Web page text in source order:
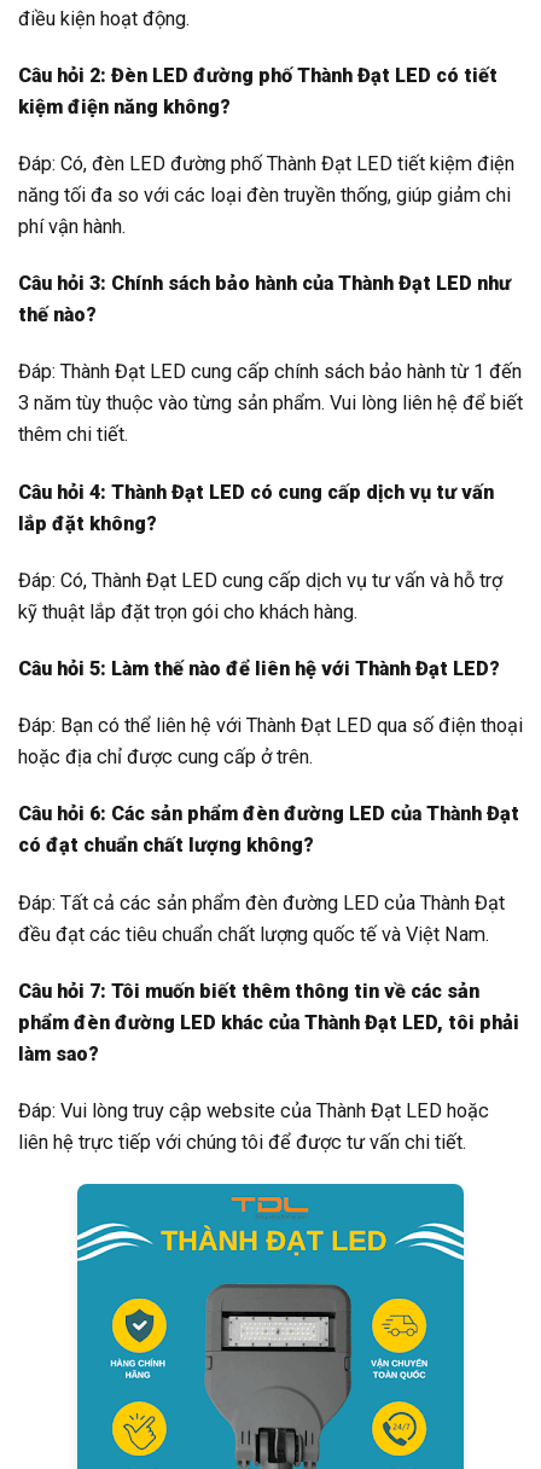
điều kiện hoạt động.
Câu hỏi 2: Đèn LED đường phố Thành Đạt LED có tiết
kiệm điện năng không?
Đáp: Có, đèn LED đường phố Thành Đạt LED tiết kiệm điện
năng tối đa so với các loại đèn truyền thống, giúp giảm chi
phí vận hành.
Câu hỏi 3: Chính sách bảo hành của Thành Đạt LED như
thế nào?
Đáp: Thành Đạt LED cung cấp chính sách bảo hành từ 1 đến
3 năm tùy thuộc vào từng sản phẩm. Vui lòng liên hệ để biết
thêm chi tiết.
Câu hỏi 4: Thành Đạt LED có cung cấp dịch vụ tư vấn
lắp đặt không?
Đáp: Có, Thành Đạt LED cung cấp dịch vụ tư vấn và hỗ trợ
kỹ thuật lắp đặt trọn gói cho khách hàng.
Câu hỏi 5: Làm thế nào để liên hệ với Thành Đạt LED?
Đáp: Bạn có thể liên hệ với Thành Đạt LED qua số điện thoại
hoặc địa chỉ được cung cấp ở trên.
Câu hỏi 6: Các sản phẩm đèn đường LED của Thành Đạt
có đạt chuẩn chất lượng không?
Đáp: Tất cả các sản phẩm đèn đường LED của Thành Đạt
đều đạt các tiêu chuẩn chất lượng quốc tế và Việt Nam.
Câu hỏi 7: Tôi muốn biết thêm thông tin về các sản
phẩm đèn đường LED khác của Thành Đạt LED, tôi phải
làm sao?
Đáp: Vui lòng truy cập website của Thành Đạt LED hoặc
liên hệ trực tiếp với chúng tôi để được tư vấn chi tiết.